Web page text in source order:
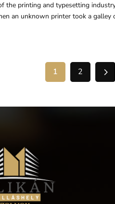
the printing and typesetting
an unknown printer took a
1 2 5